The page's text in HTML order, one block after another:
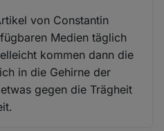
von Constantin
Medien täglich
kommen dann die
in die Gehirne der
gegen die Trägheit